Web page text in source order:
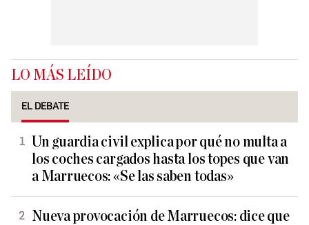
LO MÁS LEÍDO
EL DEBATE
Un guardia civil explica por qué no multa a
los coches cargados hasta los topes que van
a Marruecos: «Se las saben todas»
Nueva provocación de Marruecos: dice que